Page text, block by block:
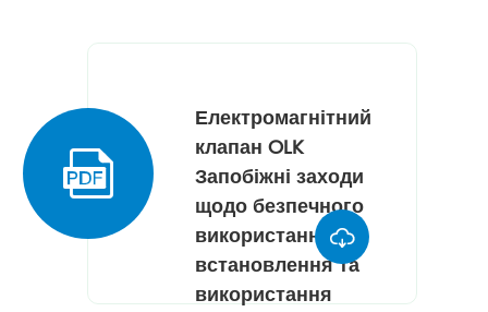

Електромагнітний
клапан OLK
Запобіжні заходи
щодо безпечного
використання,
встановлення та
використання
